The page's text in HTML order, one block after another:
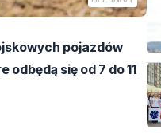
pojazdów
się od 7 do 11